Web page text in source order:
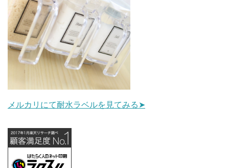
メルカリにて耐水ラベルを見てみる➤